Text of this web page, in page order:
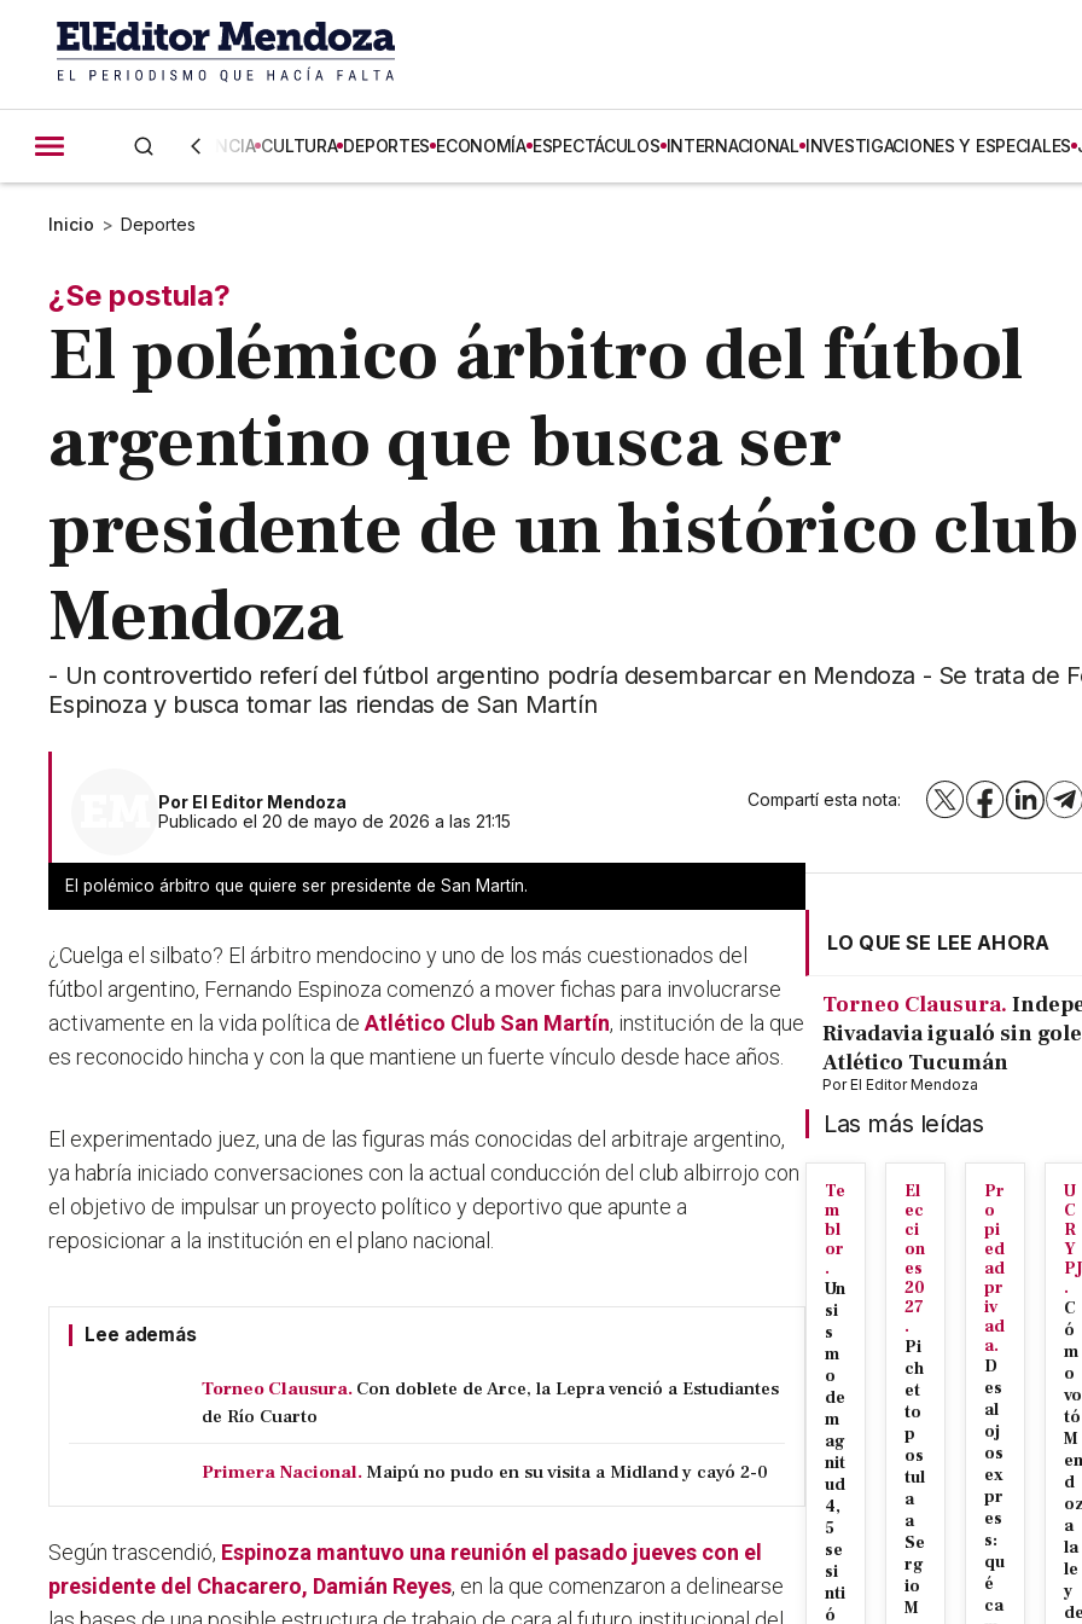
CIENCIA CULTURA DEPORTES ECONOMÍA ESPECTÁCULOS INTERNACIONAL INVESTIGACIONES Y ESPECIALES
Inicio > Deportes
¿Se postula?
El polémico árbitro del fútbol
argentino que busca ser
presidente de un histórico
Mendoza
- Un controvertido referí del fútbol argentino podría desembarcar en Mendoza - Se trata de
Espinoza y busca tomar las riendas de San Martín
Por El Editor Mendoza
Publicado el 20 de mayo de 2026 a las 21:15
Compartí esta nota: X Facebook
El polémico árbitro que quiere ser presidente de San Martín.
¿Cuelga el silbato? El árbitro mendocino y uno de los más cuestionados del
fútbol argentino, Fernando Espinoza comenzó a mover fichas para involucrarse
activamente en la vida política deAtlético Club San Martín, institución de la que
es reconocido hincha y con la que mantiene un fuerte vínculo desde hace años.
El experimentado juez, una de las figuras más conocidas del arbitraje argentino,
ya habría iniciado conversaciones con la actual conducción del club albirrojo con
el objetivo de impulsar un proyecto político y deportivo que apunte a
reposicionar a la institución en el plano nacional.
Lee además
Torneo Clausura. Con doblete de Arce, la Lepra venció a Estudiantes
de Río Cuarto
Primera Nacional. Maipú no pudo en su visita a Midland y cayó 2-0
Según trascendió, Espinoza mantuvo una reunión el pasado jueves con el
presidente del Chacarero, Damián Reyes, en la que comenzaron a delinearse
LO QUE SE LEE AHORA
Torneo Clausura.
Rivadavia igualó sin
Atlético Tucumán
PorEl Editor Mendoza
Las más leídas
Te
m
bl
or
.
Un
si
s
m
o
de
m
ag
nit
ud
4,
5
se
si
nti
ó
El
ec
ci
on
es
20
27
.
Pi
ch
et
to
p
os
tul
a
a
Se
rg
io
M
Pr
o
pi
ed
ad
pr
iv
ad
a.
D
es
al
oj
os
ex
pr
es
s:
qu
é
ca
U
C
R
Y
PJ
.
C
ó
m
o
vo
tó
M
en
d
a
la
le
y